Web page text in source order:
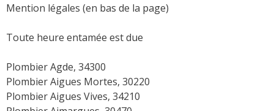
Mention légales (en bas de la page)
Toute heure entamée est due
Plombier Agde, 34300
Plombier Aigues Mortes, 30220
Plombier Aigues Vives, 34210